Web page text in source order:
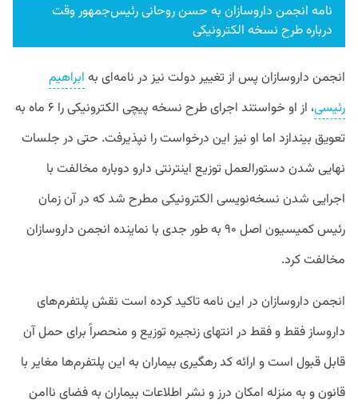
نامه انجمن داروسازان به حسن روحانی رئیس‌جمهور وقت
درباره طرح نسخه الکترونیکی
انجمن داروسازان پس از تغییر دولت نیز در نامه‌ای به ابراهیم
رئیسی
، از او خواستند اجرای طرح نسخه پیچی الکترونیکی را ۶ ماه به
تعویق بیندازد اما او نیز این درخواست را نپذیرفت. حتی در جلسات
نهایی شدن دستورالعمل توزیع اینترنتی دارو دوباره مخالفت با
اجرایی شدن نسخه‌نویسی الکترونیکی مطرح شد که در آن زمان
رئیس کمیسیون اصل ۹۰ به طور جدی با نماینده انجمن داروسازان
مخالفت کرد.
انجمن داروسازان در این نامه تاکید کرده است نقش پلتفرم‌های
داروساز فقط و فقط در انتهای زنجیره توزیع و منحصراً برای حمل آن
قابل قبول است و ارائه کد رهگیری بیماران به این پلتفرم‌ها مغایر با
قانون و به منزله امکان درز و نشر اطلاعات بیماران به فضای ناامن